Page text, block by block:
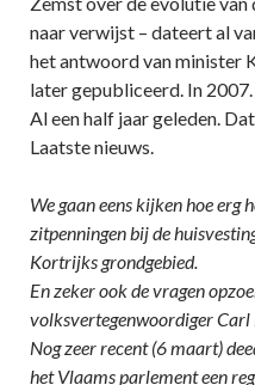
naar verwijst – dateert al
het antwoord van minister
later gepubliceerd. In 2007.
Al een half jaar geleden.
Laatste nieuws.
We gaan eens kijken hoe erg
zitpenningen bij de
Kortrijks grondgebied.
En zeker ook de vragen
volksvertegenwoordiger
Nog zeer recent (6 maart)
het Vlaams parlement een